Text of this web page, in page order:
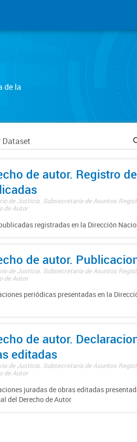
de la
de autor. Registro
de Justicia. Subsecretaría de Asuntos
de Autor
registradas en la Dirección
de autor.
de Justicia. Subsecretaría de Asuntos
de Autor
periódicas presentadas en la
de autor.
editadas
de Justicia. Subsecretaría de Asuntos
de Autor
juradas de obras editadas
del Derecho de Autor